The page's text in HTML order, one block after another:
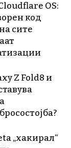
OS:
код
сите
Z Fold8 и
„хакирал“